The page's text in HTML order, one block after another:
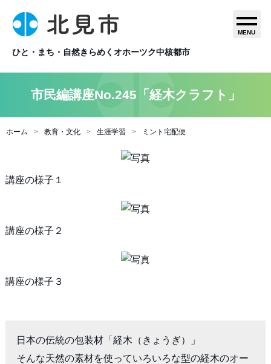
ひと・まち・自然きらめくオホーツク中核都市
MENU
市民編講座No.245「経木クラフト」
ホーム 教育・文化 生涯学習 ミント宅配便
講座の様子１
講座の様子２
講座の様子３
日本の伝統の包装材「経木（きょうぎ）」
そんな天然の素材を使っていろいろな型の経木のオー